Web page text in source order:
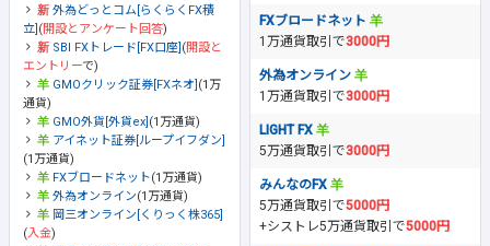
外為どっとコム[らくらくFX積
立] (開設とアンケート回答)
SBI FXトレード[FX口座] (開設と
エントリーで)
GMOクリック証券[FXネオ] (1万
通貨)
GMO外貨[外貨ex] (1万通貨)
アイネット証券[ループイフダン]
(1万通貨)
FXブロードネット(1万通貨)
外為オンライン(1万通貨)
岡三オンライン[くりっく株365]
(入金)
FXブロードネット
1万通貨取引で3000円
外為オンライン
1万通貨取引で3000円
LIGHT FX
5万通貨取引で3000円
みんなのFX
5万通貨取引で5000円
+シストレ5万通貨取引で5000円